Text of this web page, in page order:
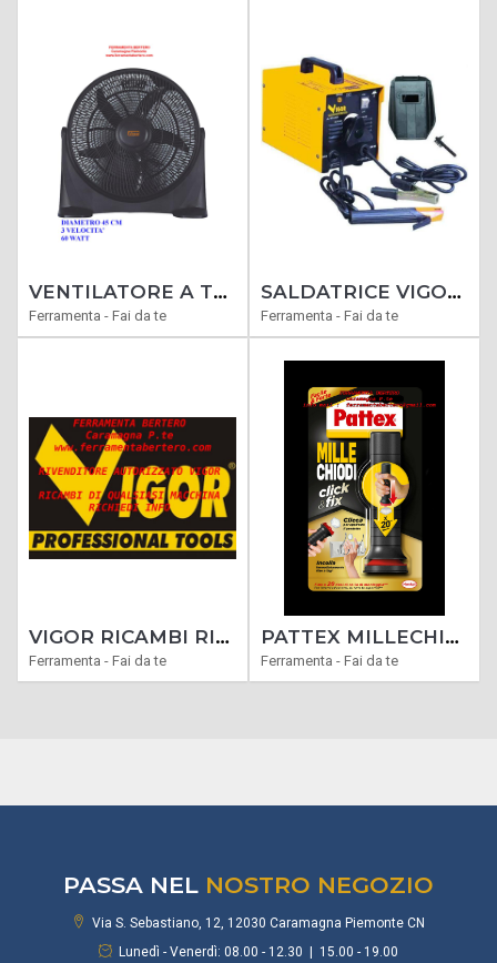
VENTILATORE A TERRA BLACK BOX 70803 VINCO VTB45
Ferramenta - Fai da te
SALDATRICE VIGOR 1800-KIT CORRENTE SALDATURA AMP.45-140 ELETTRODO DIA.MM.2-3.25
Ferramenta - Fai da te
VIGOR RICAMBI RICAMBIO PER IL MARCHIO VIGOR RIVENDITORI AUTORIZZATI
Ferramenta - Fai da te
PATTEX MILLECHIODI CLIK & FIX COLLA 20 DOSI CLICCA E INCOLLA PRESA IMMEDIATA
Ferramenta - Fai da te
PASSA NEL NOSTRO NEGOZIO
Via S. Sebastiano, 12, 12030 Caramagna Piemonte CN
Lunedì - Venerdì: 08.00 - 12.30 | 15.00 - 19.00